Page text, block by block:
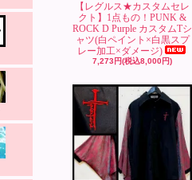
【レグルス★カスタムセレ
クト】1点もの！PUNK &
ROCK D Purple カスタムTシ
ャツ(白ペイント×白黒スプ
レー加工×ダメージ)
7,273円(税込8,000円)